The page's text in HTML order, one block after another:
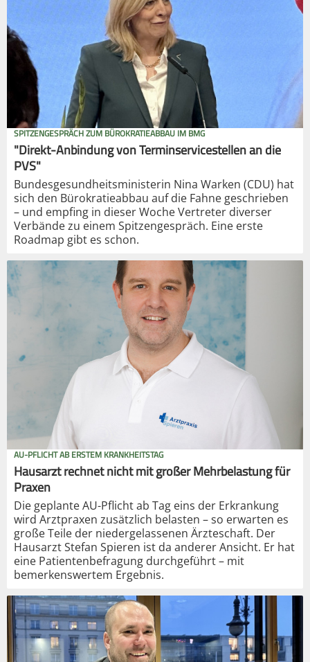
SPITZENGESPRÄCH ZUM BÜROKRATIEABBAU IM BMG
"Direkt-Anbindung von Terminservicestellen an die
PVS"
Bundesgesundheitsministerin Nina Warken (CDU) hat
sich den Bürokratieabbau auf die Fahne geschrieben
– und empfing in dieser Woche Vertreter diverser
Verbände zu einem Spitzengespräch. Eine erste
Roadmap gibt es schon.
AU-PFLICHT AB ERSTEM KRANKHEITSTAG
Hausarzt rechnet nicht mit großer Mehrbelastung für
Praxen
Die geplante AU-Pflicht ab Tag eins der Erkrankung
wird Arztpraxen zusätzlich belasten – so erwarten es
große Teile der niedergelassenen Ärzteschaft. Der
Hausarzt Stefan Spieren ist da anderer Ansicht. Er hat
eine Patientenbefragung durchgeführt – mit
bemerkenswertem Ergebnis.